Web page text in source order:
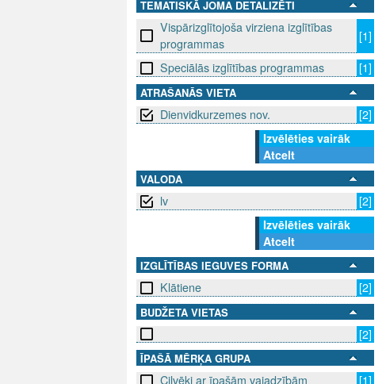
TEMATISKĀ JOMA DETALIZĒTI
Vispārizglītojoša virziena izglītības
programmas
[1]
Speciālās izglītības programmas
[1]
ATRAŠANĀS VIETA
Dienvidkurzemes nov.
[2]
Izvēlēties vairāk
Atcelt
VALODA
lv
[2]
Izvēlēties vairāk
Atcelt
IZGLĪTĪBAS IEGUVES FORMA
Klātiene [2]
BUDŽETA VIETAS
[2]
ĪPAŠĀ MĒRĶA GRUPA
Cilvēki ar īpašām vajadzībām [1]